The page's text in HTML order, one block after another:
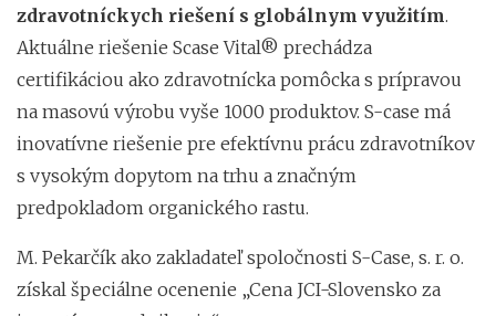
zdravotníckych riešení s globálnym využitím.
Aktuálne riešenie Scase Vital® prechádza
certifikáciou ako zdravotnícka pomôcka s prípravou
na masovú výrobu vyše 1000 produktov. S-case má
inovatívne riešenie pre efektívnu prácu zdravotníkov
s vysokým dopytom na trhu a značným
predpokladom organického rastu.
M. Pekarčík ako zakladateľ spoločnosti S-Case, s. r. o.
získal špeciálne ocenenie „Cena JCI-Slovensko za